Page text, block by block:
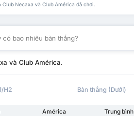
Club Necaxa và Club América đã chơi.
có bao nhiêu bàn thắng?
và Club América.
H2 Bàn thắng (Dưới)
América
Trung bình